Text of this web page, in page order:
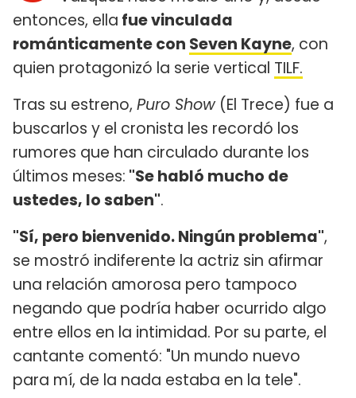
entonces, ella fue vinculada
románticamente con Seven Kayne, con
quien protagonizó la serie vertical TILF.
Tras su estreno, Puro Show(El Trece) fue a
buscarlos y el cronista les recordó los
rumores que han circulado durante los
últimos meses: "Se habló mucho de
ustedes, lo saben".
"Sí, pero bienvenido. Ningún problema",
se mostró indiferente la actriz sin afirmar
una relación amorosa pero tampoco
negando que podría haber ocurrido algo
entre ellos en la intimidad. Por su parte, el
cantante comentó: "Un mundo nuevo
para mí, de la nada estaba en la tele".